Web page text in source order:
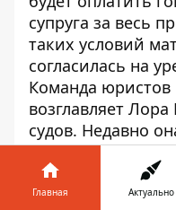
супруга за весь
таких условий
согласилась на
Команда юристов
возглавляет
судов. Недавно
документы, в
ежемесячные
детьми должны
Главная Актуально